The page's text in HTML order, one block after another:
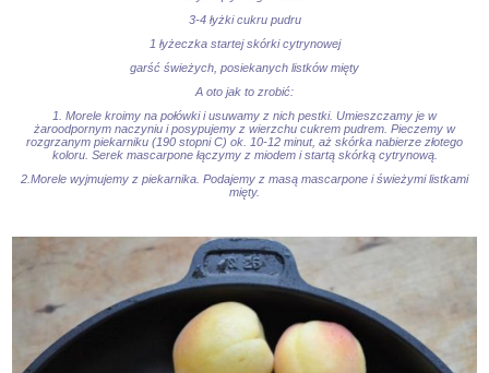
3-4 łyżki cukru pudru
1 łyżeczka startej skórki cytrynowej
garść świeżych, posiekanych listków mięty
A oto jak to zrobić:
1. Morele kroimy na połówki i usuwamy z nich pestki. Umieszczamy je w
żaroodpornym naczyniu i posypujemy z wierzchu cukrem pudrem. Pieczemy w
rozgrzanym piekarniku (190 stopni C) ok. 10-12 minut, aż skórka nabierze złotego
koloru. Serek mascarpone łączymy z miodem i startą skórką cytrynową.
2.Morele wyjmujemy z piekarnika. Podajemy z masą mascarpone i świeżymi listkami
mięty.